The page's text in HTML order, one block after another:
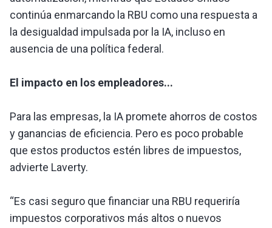
continúa enmarcando la RBU como una respuesta a
la desigualdad impulsada por la IA, incluso en
ausencia de una política federal.
El impacto en los empleadores...
Para las empresas, la IA promete ahorros de costos
y ganancias de eficiencia. Pero es poco probable
que estos productos estén libres de impuestos,
advierte Laverty.
“Es casi seguro que financiar una RBU requeriría
impuestos corporativos más altos o nuevos